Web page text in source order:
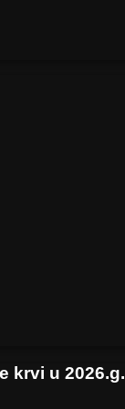
krvi u 2026.g.